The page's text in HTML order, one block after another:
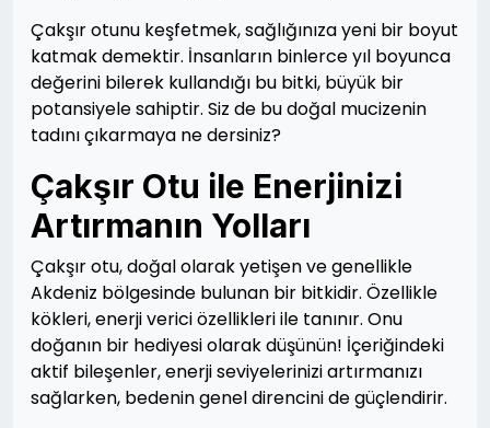
Çakşır otunu keşfetmek, sağlığınıza yeni bir boyut
katmak demektir. İnsanların binlerce yıl boyunca
değerini bilerek kullandığı bu bitki, büyük bir
potansiyele sahiptir. Siz de bu doğal mucizenin
tadını çıkarmaya ne dersiniz?
Çakşır Otu ile Enerjinizi
Artırmanın Yolları
Çakşır otu, doğal olarak yetişen ve genellikle
Akdeniz bölgesinde bulunan bir bitkidir. Özellikle
kökleri, enerji verici özellikleri ile tanınır. Onu
doğanın bir hediyesi olarak düşünün! İçeriğindeki
aktif bileşenler, enerji seviyelerinizi artırmanızı
sağlarken, bedenin genel direncini de güçlendirir.